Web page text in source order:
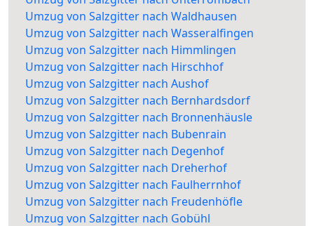
Umzug von Salzgitter nach Waldhausen
Umzug von Salzgitter nach Wasseralfingen
Umzug von Salzgitter nach Himmlingen
Umzug von Salzgitter nach Hirschhof
Umzug von Salzgitter nach Aushof
Umzug von Salzgitter nach Bernhardsdorf
Umzug von Salzgitter nach Bronnenhäusle
Umzug von Salzgitter nach Bubenrain
Umzug von Salzgitter nach Degenhof
Umzug von Salzgitter nach Dreherhof
Umzug von Salzgitter nach Faulherrnhof
Umzug von Salzgitter nach Freudenhöfle
Umzug von Salzgitter nach Gobühl